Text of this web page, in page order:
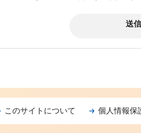
このサイトについて 個人情報保